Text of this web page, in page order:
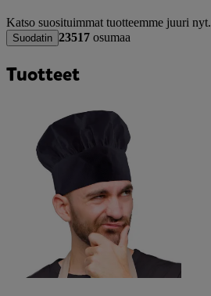
Katso suosituimmat tuotteemme juuri nyt.
Suodatin 23517 osumaa
Tuotteet